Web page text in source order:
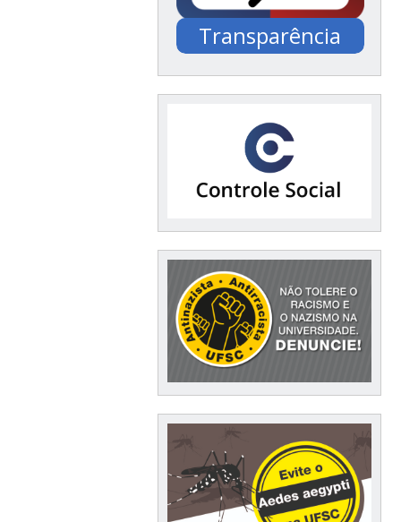
Transparência
Documentação /
Financeiro / Compras